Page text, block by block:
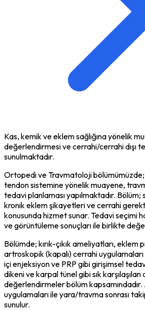
Kas, kemik ve eklem sağlığına yönelik
değerlendirmesi ve cerrahi/cerrahi dışı
sunulmaktadır.
Ortopedi ve Travmatoloji
tendon sistemine yönelik muayene,
tedavi planlaması yapılmaktadır. Bölüm;
kronik eklem şikayetleri ve cerrahi
konusunda hizmet sunar. Tedavi seçimi
ve görüntüleme sonuçları ile birlikte
Bölümde; kırık-çıkık ameliyatları,
artroskopik (kapalı) cerrahi uygulamaları
içi enjeksiyon ve PRP gibi girişimsel
dikeni ve karpal tünel gibi sık
değerlendirmeler bölüm kapsamındadır.
uygulamaları ile yara/travma sonrası
sunulur.